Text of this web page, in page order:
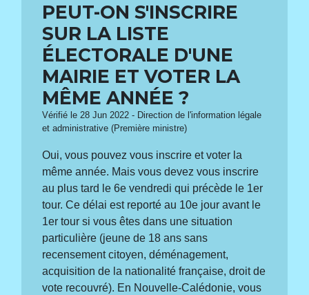
PEUT-ON S'INSCRIRE
SUR LA LISTE
ÉLECTORALE D'UNE
MAIRIE ET VOTER LA
MÊME ANNÉE ?
Vérifié le 28 Jun 2022 - Direction de l'information légale
et administrative (Première ministre)
Oui, vous pouvez vous inscrire et voter la
même année. Mais vous devez vous inscrire
au plus tard le 6e vendredi qui précède le 1er
tour. Ce délai est reporté au 10e jour avant le
1er tour si vous êtes dans une situation
particulière (jeune de 18 ans sans
recensement citoyen, déménagement,
acquisition de la nationalité française, droit de
vote recouvré). En Nouvelle-Calédonie, vous